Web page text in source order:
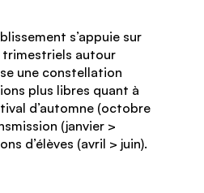
s’appuie sur
autour
une constellation
plus libres quant à
d’automne (octobre
(janvier >
d’élèves (avril > juin).